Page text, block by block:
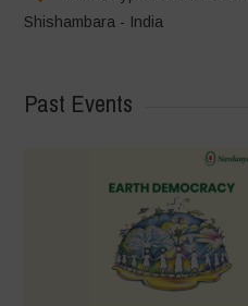
Shishambara - India
Past Events